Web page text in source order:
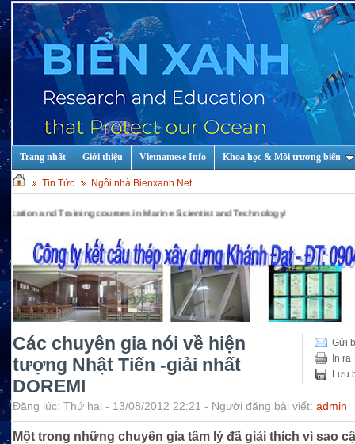
Trang nhất Giới thiệu Vietnamese Info Khoa học & Môi trương biển
Tin Tức Ngôi nhà Bienxanh.Net
Training courses in Marine Scientist and Technology!
Gửi
In ra
Lưu
Các chuyên gia nói về hiện
tượng Nhật Tiến -giải nhất
DOREMI
Đăng lúc: Thứ hai - 13/08/2012 22:21 - Người đăng bài viết: admin
Một trong những chuyên gia tâm lý đã giải thích vì sao